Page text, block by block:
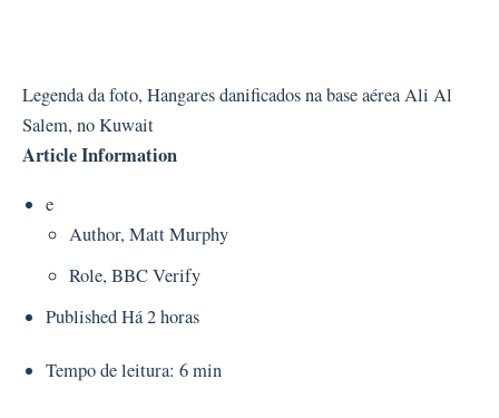
Legenda da foto, Hangares danificados na base aérea Ali Al
Salem, no Kuwait
Article Information
e
Author, Matt Murphy
Role, BBC Verify
PublishedHá 2 horas
Tempo de leitura: 6 min